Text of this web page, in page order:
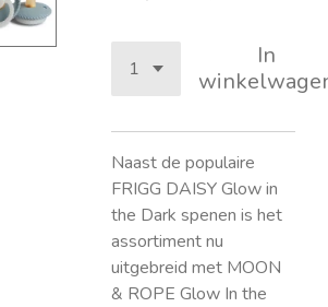
In
Naast de populaire
FRIGG DAISY Glow in
the Dark spenen is het
assortiment nu
uitgebreid met MOON
& ROPE Glow In the